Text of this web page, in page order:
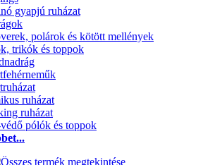
gyapjú ruházat
polárok és kötött mellények
trikók és toppok
ruházat
ruházat
pólók és toppok